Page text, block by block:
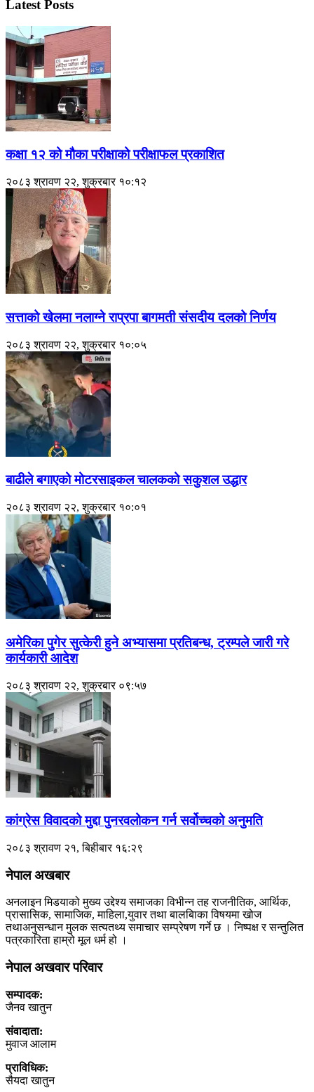
Latest Posts
कक्षा १२ को मौका परीक्षाको परीक्षाफल प्रकाशित
२०८३ श्रावण २२, शुक्रबार १०:१२
सत्ताको खेलमा नलाग्ने राप्रपा बागमती संसदीय दलको निर्णय
२०८३ श्रावण २२, शुक्रबार १०:०५
बाढीले बगाएको मोटरसाइकल चालकको सकुशल उद्धार
२०८३ श्रावण २२, शुक्रबार १०:०१
अमेरिका पुगेर सुत्केरी हुने अभ्यासमा प्रतिबन्ध, ट्रम्पले जारी गरे
कार्यकारी आदेश
२०८३ श्रावण २२, शुक्रबार ०९:५७
कांग्रेस विवादको मुद्दा पुनरवलोकन गर्न सर्वोच्चको अनुमति
२०८३ श्रावण २१, बिहीबार १६:२९
नेपाल अखबार
अनलाइन मिडयाको मुख्य उद्देश्य समाजका विभीन्न तह राजनीतिक, आर्थिक,
प्रासासिक, सामाजिक, माहिला,युवार तथा बालबािका विषयमा खोज
तथाअनुसन्धान मुलक सत्यतथ्य समाचार सम्प्रेषण गर्ने छ । निष्पक्ष र सन्तुलित
पत्रकारिता हाम्रो मूल धर्म हो ।
नेपाल अखवार परिवार
सम्पादक:
जैनव खातुन
संवादाता:
मुवाज आलाम
प्राविधिक:
सैयदा खातुन